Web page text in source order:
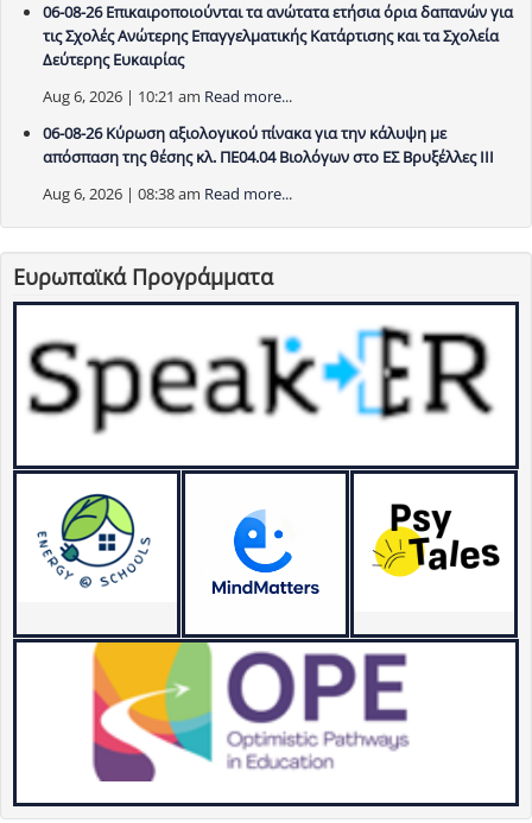
06-08-26 Επικαιροποιούνται τα ανώτατα ετήσια όρια δαπανών για
τις Σχολές Ανώτερης Επαγγελματικής Κατάρτισης και τα Σχολεία
Δεύτερης Ευκαιρίας
Aug 6, 2026 | 10:21 am Read more...
06-08-26 Κύρωση αξιολογικού πίνακα για την κάλυψη με
απόσπαση της θέσης κλ. ΠΕ04.04 Βιολόγων στο ΕΣ Βρυξέλλες ΙΙΙ
Aug 6, 2026 | 08:38 am Read more...
Ευρωπαϊκά Προγράμματα